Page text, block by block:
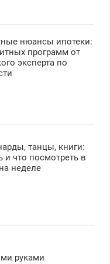
нюансы ипотеки:
программ от
эксперта по
танцы, книги:
и что посмотреть в
неделе
руками